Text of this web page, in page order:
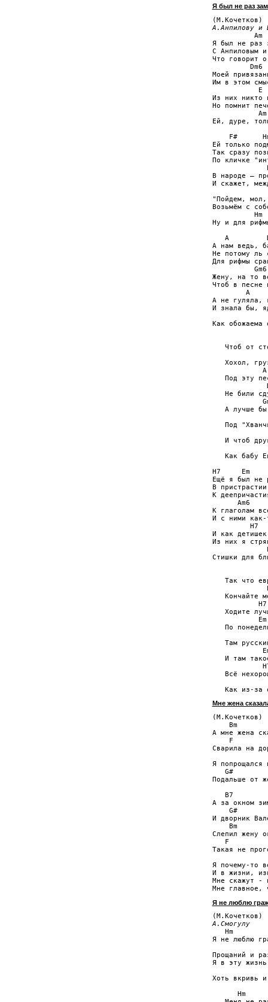
Я был не раз
А.Анпилову и
Am
Я был не раз
С Анпиловым
Что говорит о
         Dm6
Моей
Им в этом
           E
Из них никто
Но помнит
           Am
Ей, дуре,
F#
Ей только
Так сразу
По кличке
В народе –
И скажет,
"Пойдем,
Возьмём с
          Hm
Ну и для
A
А нам ведь,
Не потому ль
Для рифмы
          Gm6
Жену, на то
Чтоб в песне
        A
А не гуляла,
И знала бы,
Как
Чтоб от
Хохол,
            A
Под эту
Не били
А лучше
Под
И чтоб
Как бабу
H7     Em
Ещё я был не
В
К
      Am6
К глаголам
И с ними как-
         H7
И как
Из них я
Стишки для
Так что
Кончайте
           H7
Ходите
По
Там
И там
Всё
Мне жена
(М.Кочетков)
Bm
А мне жена
F
Сварила на
Я попрощался
G#
Подальше от
B7
А за окном
G#
И дворник
Bm
Слепил жену
F
Такая не
Я почему-то
И в жизни,
Мне скажут -
Я не люблю
А.Смогулу
Hm
Я не люблю
Прощаний и
Я в эту
Хоть вкривь
      Hm